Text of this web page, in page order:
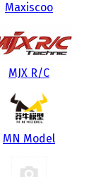
Maxiscoo
MJX R/C
MN Model